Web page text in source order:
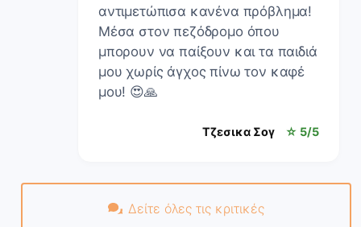
αντιμετώπισα κανένα πρόβλημα!
Μέσα στον πεζόδρομο όπου
μπορουν να παίξουν και τα παιδιά
μου χωρίς άγχος πίνω τον καφέ
μου! 😍🙏
Τζεσικα Σογ ☆ 5/5
Δείτε όλες τις κριτικές